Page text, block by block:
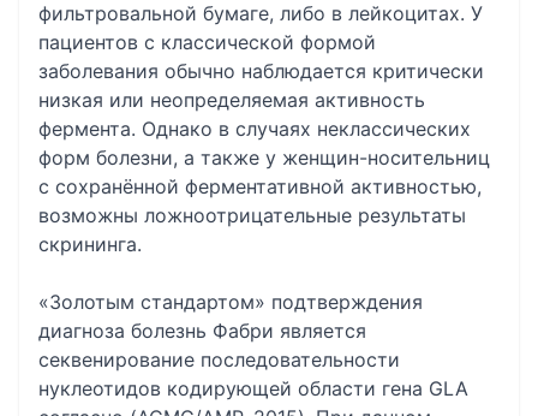
фильтровальной бумаге, либо в лейкоцитах. У
пациентов с классической формой
заболевания обычно наблюдается критически
низкая или неопределяемая активность
фермента. Однако в случаях неклассических
форм болезни, а также у женщин-носительниц
с сохранённой ферментативной активностью,
возможны ложноотрицательные результаты
скрининга.
«Золотым стандартом» подтверждения
диагноза болезнь Фабри является
секвенирование последовательности
нуклеотидов кодирующей области гена GLA